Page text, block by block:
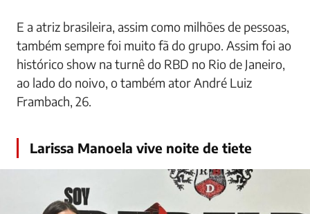
E a atriz brasileira, assim como milhões de pessoas,
também sempre foi muito fã do grupo. Assim foi ao
histórico show na turnê do RBD no Rio de Janeiro,
ao lado do noivo, o também ator André Luiz
Frambach, 26.
Larissa Manoela vive noite de tiete